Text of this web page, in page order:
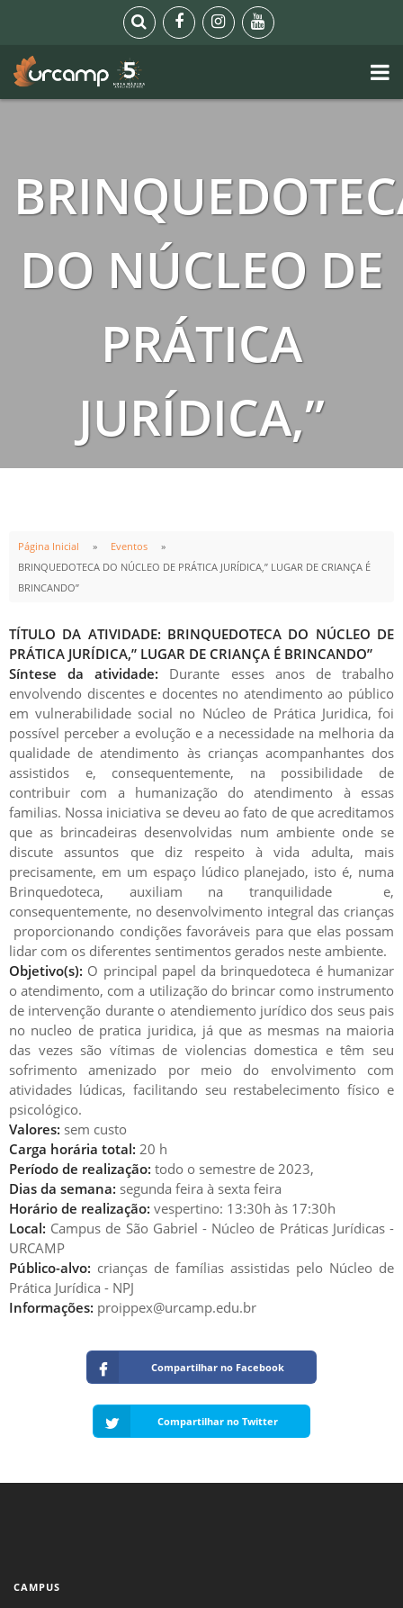
DO NÚCLEO DE
PRÁTICA
JURÍDICA,”
LUGAR DE
CRIANÇA É
BRINCANDO”
INÍCIO
07 NOV
13:30h
TÉRMINO
15 DEZ
17:30h
Página Inicial
Eventos
BRINQUEDOTECA DO NÚCLEO DE PRÁTICA JURÍDICA,” LUGAR DE CRIANÇA É
BRINCANDO”
TÍTULO DA ATIVIDADE: BRINQUEDOTECA DO NÚCLEO DE
PRÁTICA JURÍDICA,” LUGAR DE CRIANÇA É BRINCANDO”
Síntese da atividade: Durante esses anos de trabalho
envolvendo discentes e docentes no atendimento ao público
em vulnerabilidade social no Núcleo de Prática Juridica, foi
possível perceber a evolução e a necessidade na melhoria da
qualidade de atendimento às crianças acompanhantes dos
assistidos e, consequentemente, na possibilidade de
contribuir com a humanização do atendimento à essas
familias. Nossa iniciativa se deveu ao fato de que acreditamos
que as brincadeiras desenvolvidas num ambiente onde se
discute assuntos que diz respeito à vida adulta, mais
precisamente, em um espaço lúdico planejado, isto é, numa
Brinquedoteca, auxiliam na tranquilidade e,
consequentemente, no desenvolvimento integral das crianças
proporcionando condições favoráveis para que elas possam
lidar com os diferentes sentimentos gerados neste ambiente.
Objetivo(s): O principal papel da brinquedoteca é humanizar
o atendimento, com a utilização do brincar como instrumento
de intervenção durante o atendiemento jurídico dos seus pais
no nucleo de pratica juridica, já que as mesmas na maioria
das vezes são vítimas de violencias domestica e têm seu
sofrimento amenizado por meio do envolvimento com
atividades lúdicas, facilitando seu restabelecimento físico e
psicológico.
Valores: sem custo
Carga horária total: 20 h
Período de realização: todo o semestre de 2023,
Dias da semana: segunda feira à sexta feira
Horário de realização: vespertino: 13:30h às 17:30h
Local: Campus de São Gabriel - Núcleo de Práticas Jurídicas -
URCAMP
Público-alvo: crianças de famílias assistidas pelo Núcleo de
Prática Jurídica - NPJ
Informações: proippex@urcamp.edu.br
Compartilhar no Facebook
Compartilhar no Twitter
CAMPUS